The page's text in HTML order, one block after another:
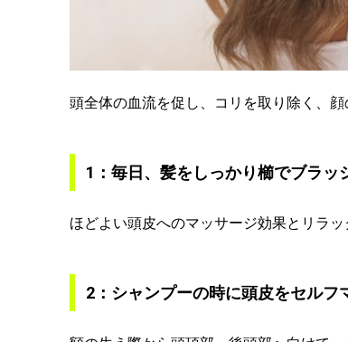
頭全体の血流を促し、コリを取り除く、
1：毎日、髪をしっかり櫛でブラッ
ほどよい頭皮へのマッサージ効果とリラ
2：シャンプーの時に頭皮をセルフ